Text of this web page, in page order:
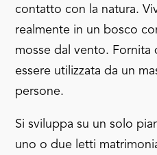
contatto con la natura.
realmente in un bosco
mosse dal vento.
essere utilizzata da un
persone.
Si sviluppa su un solo
uno o due letti